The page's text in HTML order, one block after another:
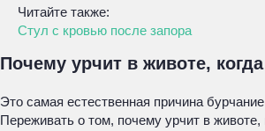
Читайте также:
Стул с кровью после запора
Почему урчит в животе,
Это самая естественная причина
Переживать о том, почему урчит в животе,